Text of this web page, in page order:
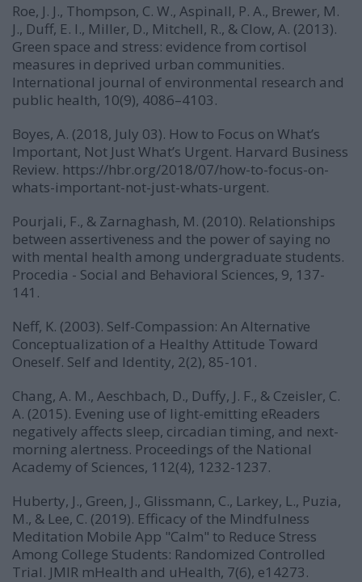
Roe, J. J., Thompson, C. W., Aspinall, P. A., Brewer, M.
J., Duff, E. I., Miller, D., Mitchell, R., & Clow, A. (2013).
Green space and stress: evidence from cortisol
measures in deprived urban communities.
International journal of environmental research and
public health, 10(9), 4086–4103.
Boyes, A. (2018, July 03). How to Focus on What’s
Important, Not Just What’s Urgent. Harvard Business
Review. https://hbr.org/2018/07/how-to-focus-on-
whats-important-not-just-whats-urgent.
Pourjali, F., & Zarnaghash, M. (2010). Relationships
between assertiveness and the power of saying no
with mental health among undergraduate students.
Procedia - Social and Behavioral Sciences, 9, 137-
141.
Neff, K. (2003). Self-Compassion: An Alternative
Conceptualization of a Healthy Attitude Toward
Oneself. Self and Identity, 2(2), 85-101.
Chang, A. M., Aeschbach, D., Duffy, J. F., & Czeisler, C.
A. (2015). Evening use of light-emitting eReaders
negatively affects sleep, circadian timing, and next-
morning alertness. Proceedings of the National
Academy of Sciences, 112(4), 1232-1237.
Huberty, J., Green, J., Glissmann, C., Larkey, L., Puzia,
M., & Lee, C. (2019). Efficacy of the Mindfulness
Meditation Mobile App "Calm" to Reduce Stress
Among College Students: Randomized Controlled
Trial. JMIR mHealth and uHealth, 7(6), e14273.